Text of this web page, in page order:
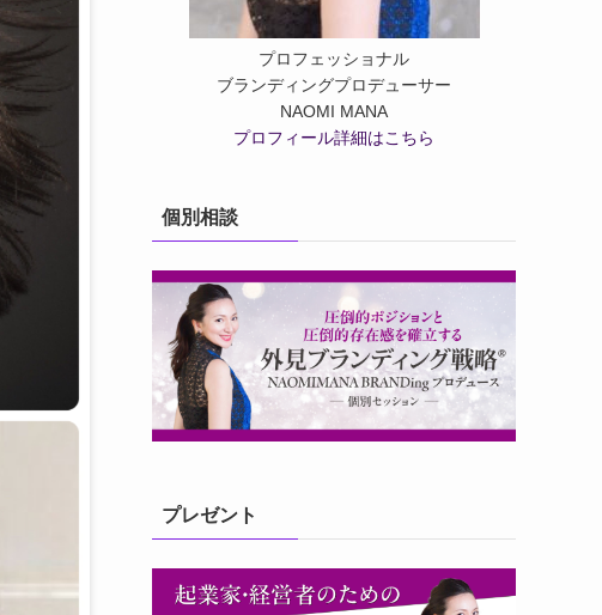
プロフェッショナル
ブランディングプロデューサー
NAOMI MANA
プロフィール詳細はこちら
個別相談
プレゼント